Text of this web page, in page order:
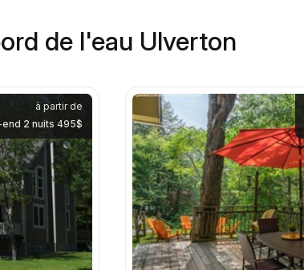
de l'eau Ulverton
à partir de
2 nuits 495$